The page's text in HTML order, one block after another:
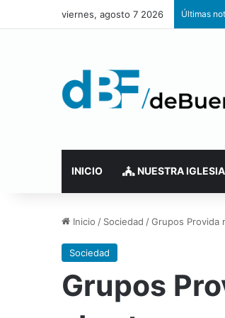
viernes, agosto 7 2026 Últimas
INICIO NUESTRA IGLESIA
Inicio / Sociedad /Grupos Provida
Sociedad
Grupos